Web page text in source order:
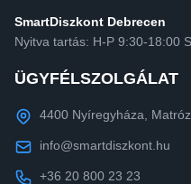
SmartDiszkont Debrecen
Nyitva tartás: H-P 9:30-18:00
ÜGYFÉLSZOLGÁLAT
4400 Nyíregyháza,
info@smartdiszkont.hu
+36 20 800 23 23